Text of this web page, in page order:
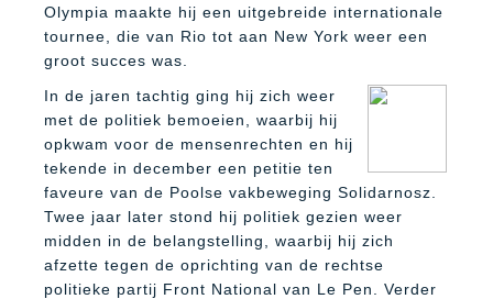
Olympia maakte hij een uitgebreide internationale
tournee, die van Rio tot aan New York weer een
groot succes was.
In de jaren tachtig ging hij zich weer
met de politiek bemoeien, waarbij hij
opkwam voor de mensenrechten en hij
tekende in december een petitie ten
faveure van de Poolse vakbeweging Solidarnosz.
Twee jaar later stond hij politiek gezien weer
midden in de belangstelling, waarbij hij zich
afzette tegen de oprichting van de rechtse
politieke partij Front National van Le Pen. Verder